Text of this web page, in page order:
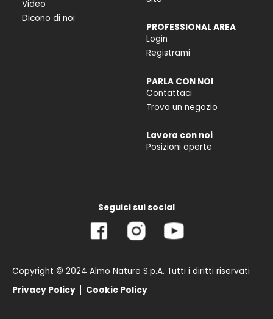
Video
Dicono di noi
PROFESSIONAL AREA
Login
Registrami
PARLA CON NOI
Contattaci
Trova un negozio
Lavora con noi
Posizioni aperte
Seguici sui social
Copyright © 2024 Almo Nature S.p.A. Tutti i diritti riservati
Privacy Policy
Cookie Policy